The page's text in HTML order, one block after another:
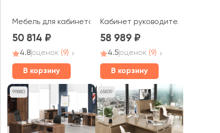
Мебель для кабинета руководителя Гранд / Grand
50 814
4.8оценок (9)
В корзину
Кабинет руководителя Torr
58 989
4.5оценок (9)
В корзину
99880 65839